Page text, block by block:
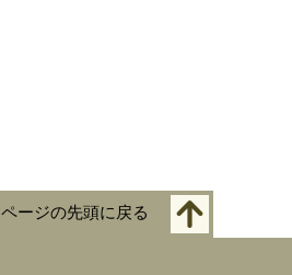
ページの先頭に戻る